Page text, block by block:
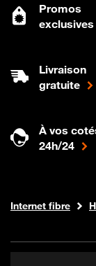
Promos
exclusives
Livraison
gratuite
À vos
24h/24
Boutique Orange
Internet fibre